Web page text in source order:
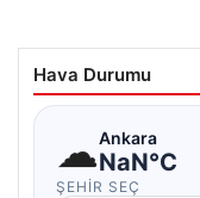
Hava Durumu
☁Ankara
NaN°C
ŞEHIR SEÇ